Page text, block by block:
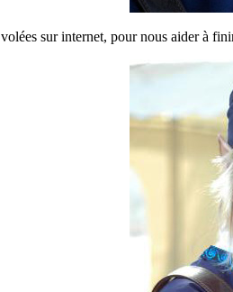
volées sur internet, pour nous aider à